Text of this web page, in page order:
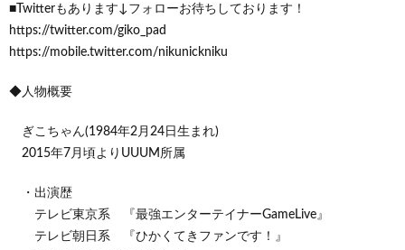
■Twitterもあります↓フォローお待ちしております！
https://twitter.com/giko_pad​
https://mobile.twitter.com/nikunickniku
◆人物概要
ぎこちゃん(1984年2月24日生まれ)
2015年7月頃よりUUUM所属
・出演歴
テレビ東京系 『最強エンターテイナーGameLive』
テレビ朝日系 『ひかくてきファンです！』